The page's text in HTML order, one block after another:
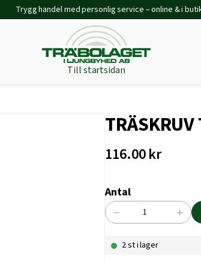
Trygg handel med personlig service – online & i
Till startsidan
116.00kr
Antal
TRÄSKRUV
4,0X30
− +
2 st i lager